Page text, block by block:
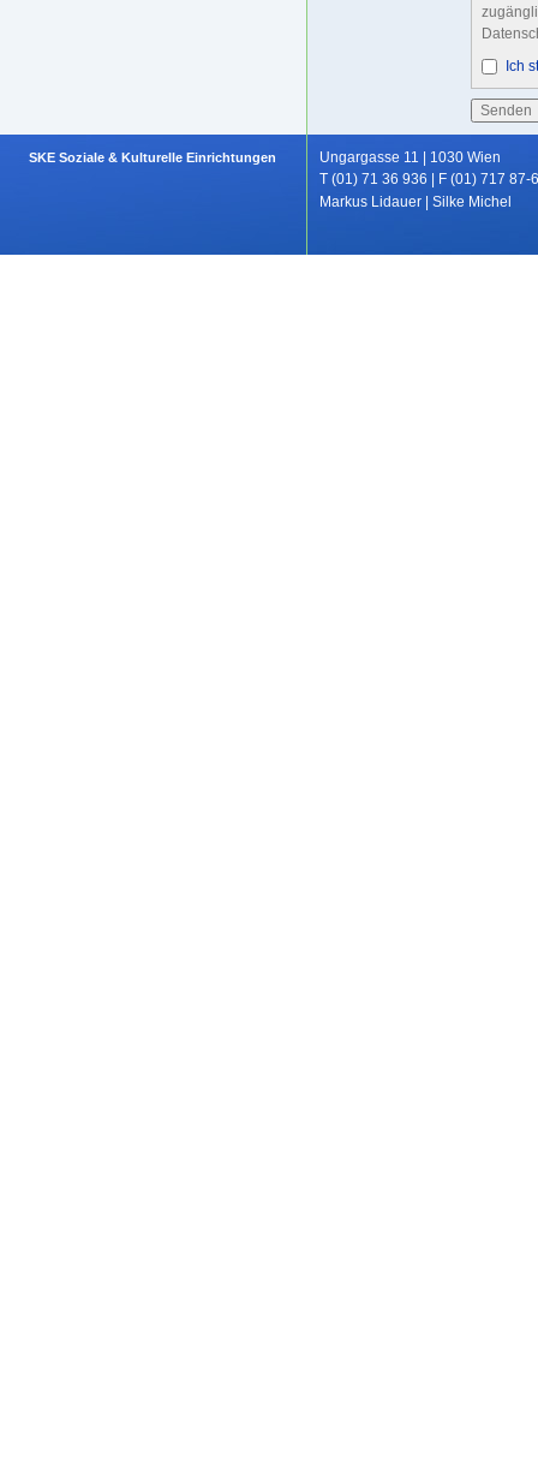
Ich
SKE Soziale & Kulturelle Einrichtungen
Ungargasse 11 | 1030 Wien
T (01) 71 36 936 | F (01) 717 87-
Markus Lidauer
Silke Michel